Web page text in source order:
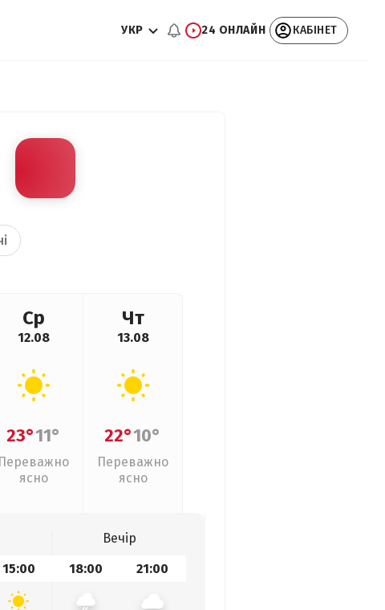
УКР 24 ОНЛАЙН КАБІНЕТ
Ср
12.08
23°11°
Переважно
ясно
Чт
13.08
22°10°
Переважно
ясно
Вечір
15:00 18:00 21:00